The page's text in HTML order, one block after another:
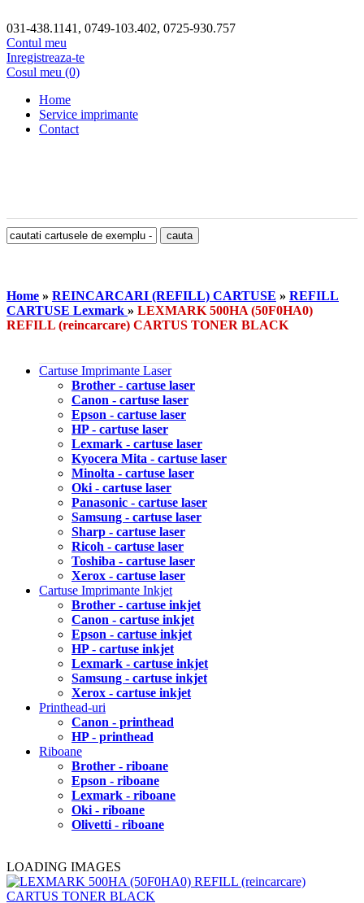
031-438.1141, 0749-103.402, 0725-930.757
Contul meu
Inregistreaza-te
Cosul meu (0)
Home
Service imprimante
Contact
Home » REINCARCARI (REFILL) CARTUSE » REFILL
CARTUSE Lexmark » LEXMARK 500HA (50F0HA0)
REFILL (reincarcare) CARTUS TONER BLACK
Cartuse Imprimante Laser
Brother - cartuse laser
Canon - cartuse laser
Epson - cartuse laser
HP - cartuse laser
Lexmark - cartuse laser
Kyocera Mita - cartuse laser
Minolta - cartuse laser
Oki - cartuse laser
Panasonic - cartuse laser
Samsung - cartuse laser
Sharp - cartuse laser
Ricoh - cartuse laser
Toshiba - cartuse laser
Xerox - cartuse laser
Cartuse Imprimante Inkjet
Brother - cartuse inkjet
Canon - cartuse inkjet
Epson - cartuse inkjet
HP - cartuse inkjet
Lexmark - cartuse inkjet
Samsung - cartuse inkjet
Xerox - cartuse inkjet
Printhead-uri
Canon - printhead
HP - printhead
Riboane
Brother - riboane
Epson - riboane
Lexmark - riboane
Oki - riboane
Olivetti - riboane
LOADING IMAGES